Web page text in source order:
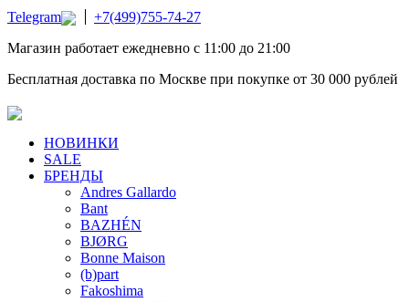
Telegram
+7(499)755-74-27
Магазин работает ежедневно с 11:00 до 21:00
Бесплатная доставка по Москве при покупке от 30 000 рублей
НОВИНКИ
SALE
БРЕНДЫ
Andres Gallardo
Bant
BAZHÉN
BJØRG
Bonne Maison
(b)part
Fakoshima